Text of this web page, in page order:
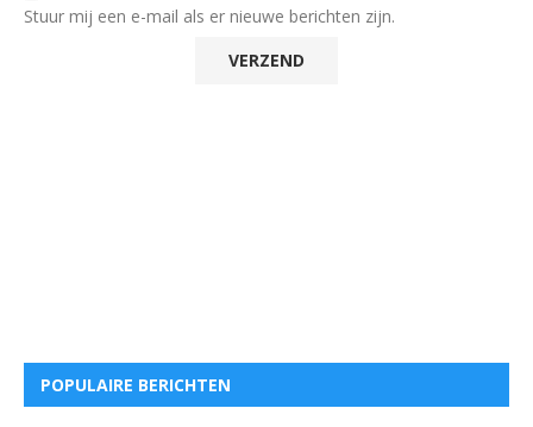
Stuur mij een e-mail als er nieuwe berichten zijn.
POPULAIRE BERICHTEN